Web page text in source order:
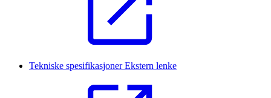
Tekniske spesifikasjonerEkstern lenke